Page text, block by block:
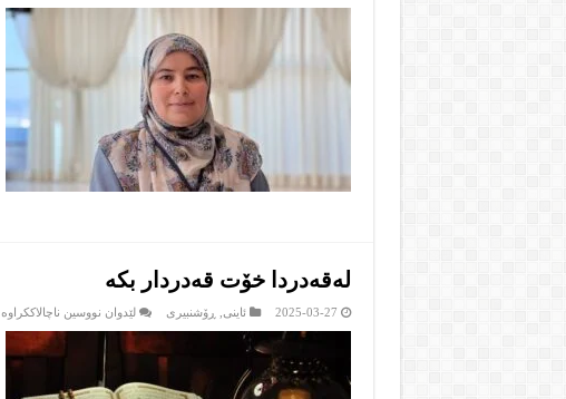
له‌قه‌دردا خۆت قه‌دردار بكه‌
2025-03-27 ئاینى ڕۆشنبیرى لێدوان نووسین ناچالاککراوە